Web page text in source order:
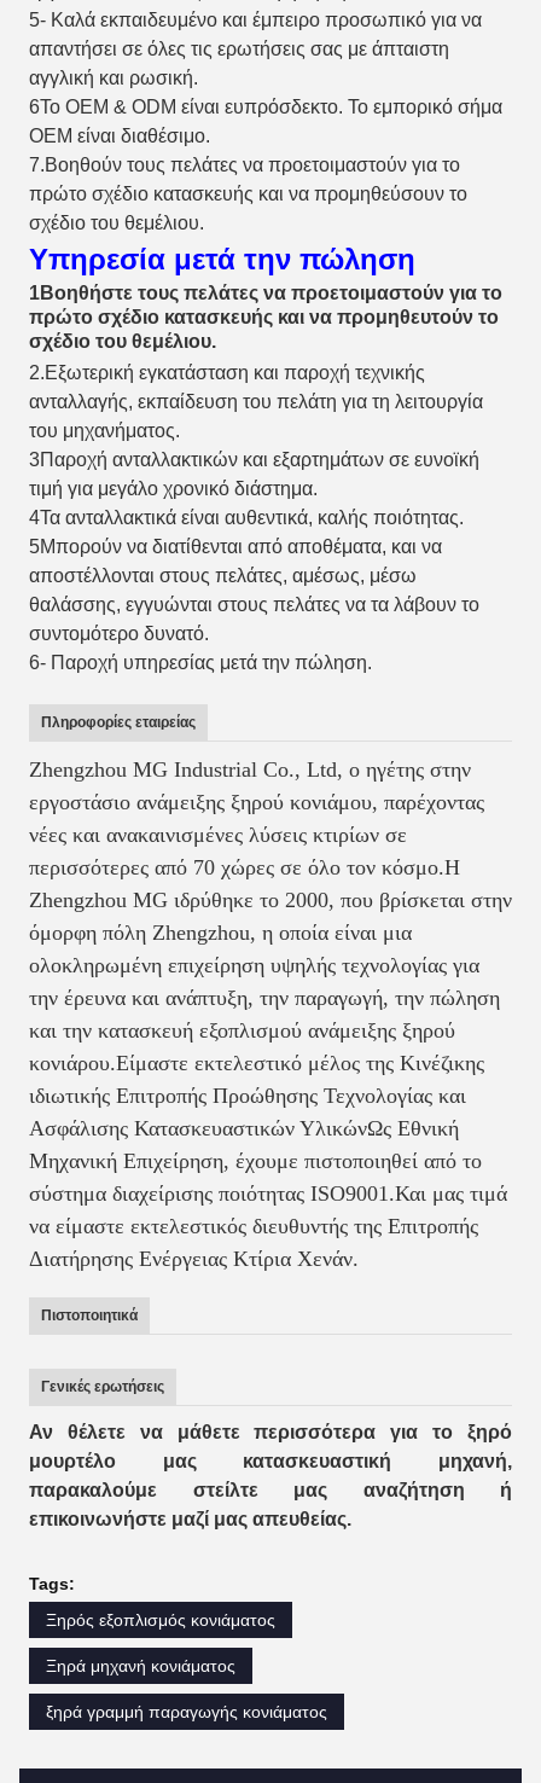
5- Καλά εκπαιδευμένο και έμπειρο προσωπικό για να
απαντήσει σε όλες τις ερωτήσεις σας με άπταιστη
αγγλική και ρωσική.
6Το OEM & ODM είναι ευπρόσδεκτο. Το εμπορικό σήμα
OEM είναι διαθέσιμο.
7.Βοηθούν τους πελάτες να προετοιμαστούν για το
πρώτο σχέδιο κατασκευής και να προμηθεύσουν το
σχέδιο του θεμέλιου.
Υπηρεσία μετά την πώληση
1Βοηθήστε τους πελάτες να προετοιμαστούν για το
πρώτο σχέδιο κατασκευής και να προμηθευτούν το
σχέδιο του θεμέλιου.
2.Εξωτερική εγκατάσταση και παροχή τεχνικής
ανταλλαγής, εκπαίδευση του πελάτη για τη λειτουργία
του μηχανήματος.
3Παροχή ανταλλακτικών και εξαρτημάτων σε ευνοϊκή
τιμή για μεγάλο χρονικό διάστημα.
4Τα ανταλλακτικά είναι αυθεντικά, καλής ποιότητας.
5Μπορούν να διατίθενται από αποθέματα, και να
αποστέλλονται στους πελάτες, αμέσως, μέσω
θαλάσσης, εγγυώνται στους πελάτες να τα λάβουν το
συντομότερο δυνατό.
6- Παροχή υπηρεσίας μετά την πώληση.
Πληροφορίες εταιρείας
Zhengzhou MG Industrial Co., Ltd, ο ηγέτης στην
εργοστάσιο ανάμειξης ξηρού κονιάμου, παρέχοντας
νέες και ανακαινισμένες λύσεις κτιρίων σε
περισσότερες από 70 χώρες σε όλο τον κόσμο.Η
Zhengzhou MG ιδρύθηκε το 2000, που βρίσκεται στην
όμορφη πόλη Zhengzhou, η οποία είναι μια
ολοκληρωμένη επιχείρηση υψηλής τεχνολογίας για
την έρευνα και ανάπτυξη, την παραγωγή, την πώληση
και την κατασκευή εξοπλισμού ανάμειξης ξηρού
κονιάρου.Είμαστε εκτελεστικό μέλος της Κινέζικης
ιδιωτικής Επιτροπής Προώθησης Τεχνολογίας και
Ασφάλισης Κατασκευαστικών ΥλικώνΩς Εθνική
Μηχανική Επιχείρηση, έχουμε πιστοποιηθεί από το
σύστημα διαχείρισης ποιότητας ISO9001.Και μας τιμά
να είμαστε εκτελεστικός διευθυντής της Επιτροπής
Διατήρησης Ενέργειας Κτίρια Χενάν.
Πιστοποιητικά
Γενικές ερωτήσεις
Αν θέλετε να μάθετε περισσότερα για το ξηρό
μουρτέλο μας κατασκευαστική μηχανή,
παρακαλούμε στείλτε μας αναζήτηση ή
επικοινωνήστε μαζί μας απευθείας.
Tags:
Ξηρός εξοπλισμός κονιάματος
Ξηρά μηχανή κονιάματος
ξηρά γραμμή παραγωγής κονιάματος